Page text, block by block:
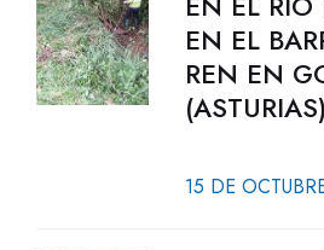
EN EL
REN EN
(ASTURIAS)
15 DE